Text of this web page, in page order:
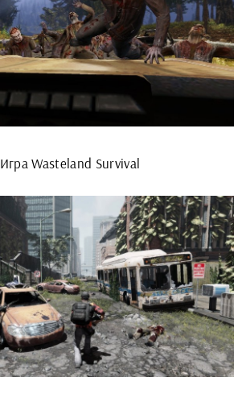
Игра Wasteland Survival